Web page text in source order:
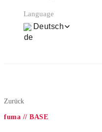
Language
Deutsch
Zurück
fuma // BASE